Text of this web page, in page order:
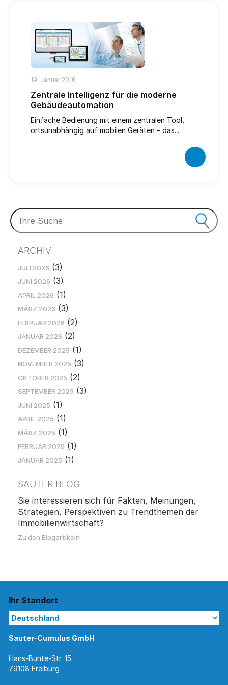
19. Januar 2016
Zentrale Intelligenz für die moderne
Gebäudeautomation
Einfache Bedienung mit einem zentralen Tool,
ortsunabhängig auf mobilen Geräten – das...
ARCHIV
JULI 2026 (3)
JUNI 2026 (3)
APRIL 2026 (1)
MÄRZ 2026 (3)
FEBRUAR 2026 (2)
JANUAR 2026 (2)
DEZEMBER 2025 (1)
NOVEMBER 2025 (3)
OKTOBER 2025 (2)
SEPTEMBER 2025 (3)
JUNI 2025 (1)
APRIL 2025 (1)
MÄRZ 2025 (1)
FEBRUAR 2025 (1)
JANUAR 2025 (1)
SAUTER BLOG
Sie interessieren sich für Fakten, Meinungen,
Strategien, Perspektiven zu Trendthemen der
Immobilienwirtschaft?
Zu den Blogartikeln
Ihr Standort
Sauter-Cumulus GmbH
Hans-Bunte-Str. 15
79108 Freiburg